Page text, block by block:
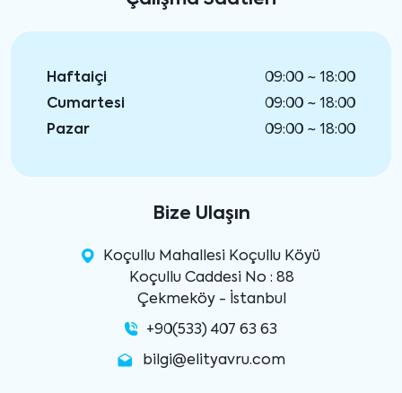
Haftaiçi
09:00 ~ 18:00
Cumartesi
09:00 ~ 18:00
Pazar
09:00 ~ 18:00
Bize Ulaşın
Koçullu Mahallesi Koçullu Köyü
Koçullu Caddesi No : 88
Çekmeköy - İstanbul
+90(533) 407 63 63
bilgi@elityavru.com